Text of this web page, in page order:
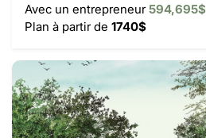
Avec un entrepreneur594,695$
Plan à partir de 1740$